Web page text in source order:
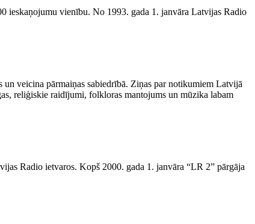
ieskaņojumu vienību. No 1993. gada 1. janvāra Latvijas Radio
veicina pārmaiņas sabiedrībā. Ziņas par notikumiem Latvijā
reliģiskie raidījumi, folkloras mantojums un mūzika labam
Radio ietvaros. Kopš 2000. gada 1. janvāra “LR 2” pārgāja